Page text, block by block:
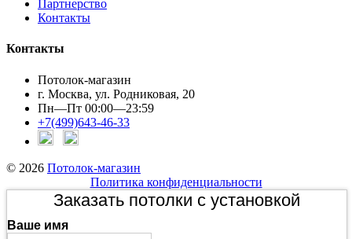
Партнерство
Контакты
Контакты
Потолок-магазин
г. Москва, ул. Родниковая, 20
Пн—Пт 00:00—23:59
+7(499)643-46-33
© 2026 Потолок-магазин
Политика конфиденциальности
Заказать потолки с установкой
Ваше имя